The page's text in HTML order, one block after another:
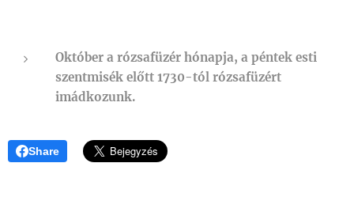
Október a rózsafüzér hónapja, a péntek esti
szentmisék előtt 1730-tól rózsafüzért
imádkozunk.
Share